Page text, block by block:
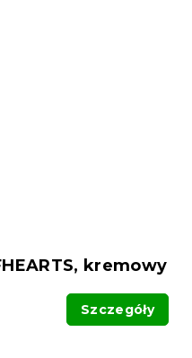
kremowy
Szczegóły